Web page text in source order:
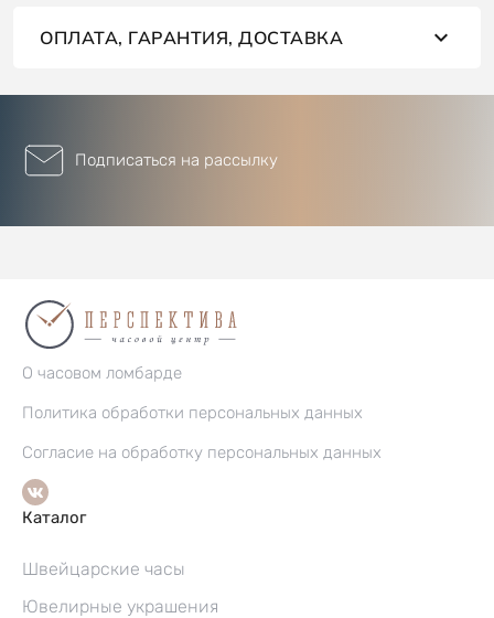
ОПЛАТА, ГАРАНТИЯ, ДОСТАВКА
Подписаться на рассылку
О часовом ломбарде
Политика обработки персональных данных
Согласие на обработку персональных данных
Каталог
Швейцарские часы
Ювелирные украшения